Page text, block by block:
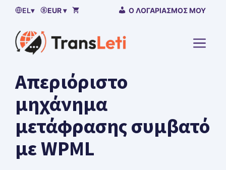
Μετάβαση
περιεχόμενο
EL▾ EUR ▾ Ο ΛΟΓΑΡΙΑΣΜΌΣ ΜΟΥ
Απεριόριστο
μηχάνημα
μετάφρασης συμβατό
με WPML